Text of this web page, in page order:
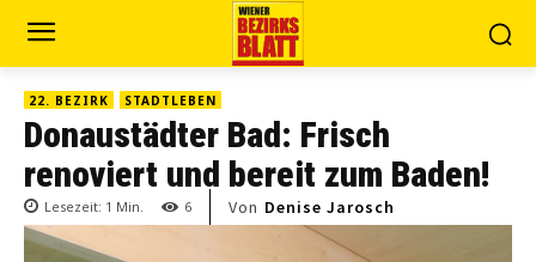
22. BEZIRK STADTLEBEN
Donaustädter Bad: Frisch
renoviert und bereit zum Baden!
Lesezeit: 1 Min. 6 Von Denise Jarosch